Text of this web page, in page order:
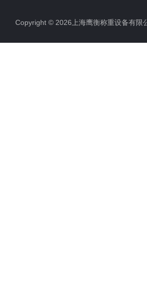
电子汽
电子天平
Copyright © 2026上海鹰衡称重设备有